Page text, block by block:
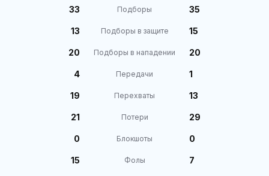
33 Подборы 35
13 Подборы в защите 15
20 Подборы в нападении 20
4 Передачи 1
19 Перехваты 13
21 Потери 29
0 Блокшоты 0
15 Фолы 7